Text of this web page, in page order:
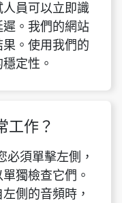
員可以立即識
。我們的網站
。使用我們的
定性。
工作？
必須單擊左側，
獨檢查它們。
側的音頻時，